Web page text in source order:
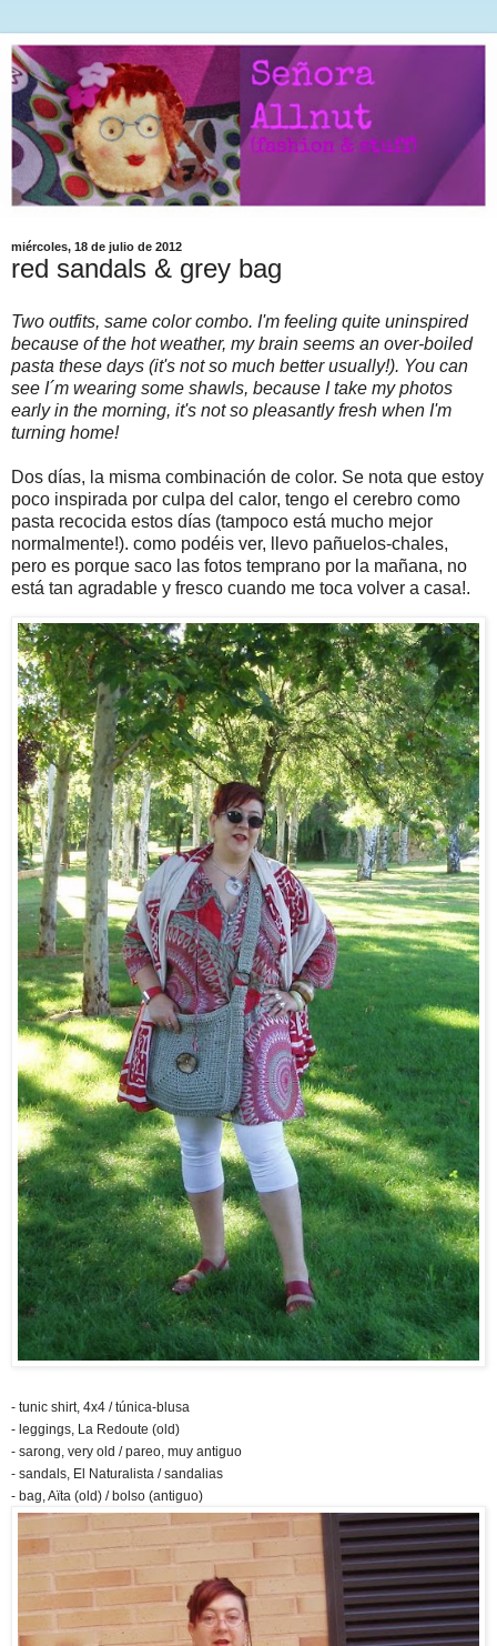
miércoles, 18 de julio de 2012
red sandals & grey bag
Two outfits, same color combo. I'm feeling quite uninspired
because of the hot weather, my brain seems an over-boiled
pasta these days (it's not so much better usually!). You can
see I´m wearing some shawls, because I take my photos
early in the morning, it's not so pleasantly fresh when I'm
turning home!
Dos días, la misma combinación de color. Se nota que estoy
poco inspirada por culpa del calor, tengo el cerebro como
pasta recocida estos días (tampoco está mucho mejor
normalmente!). como podéis ver, llevo pañuelos-chales,
pero es porque saco las fotos temprano por la mañana, no
está tan agradable y fresco cuando me toca volver a casa!.
- tunic shirt, 4x4 / túnica-blusa
- leggings, La Redoute (old)
- sarong, very old / pareo, muy antiguo
- sandals, El Naturalista / sandalias
- bag, Aïta (old) / bolso (antiguo)